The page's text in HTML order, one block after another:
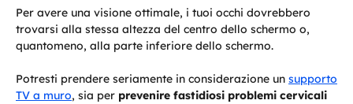
Per avere una visione ottimale, i tuoi occhi dovrebbero
trovarsi alla stessa altezza del centro dello schermo o,
quantomeno, alla parte inferiore dello schermo.
Potresti prendere seriamente in considerazione un supporto
TV a muro, sia per prevenire fastidiosi problemi cervicali